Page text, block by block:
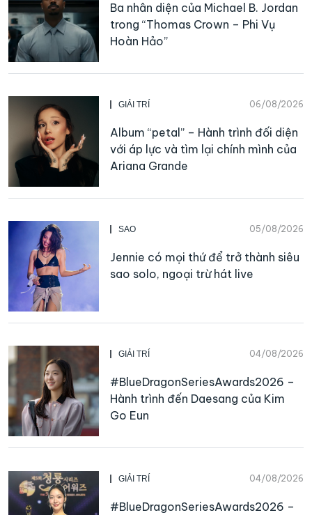
Ba nhân diện của Michael B. Jordan
trong “Thomas Crown – Phi Vụ
Hoàn Hảo”
GIẢI TRÍ 06/08/2026
Album “petal” – Hành trình đối diện
với áp lực và tìm lại chính mình của
Ariana Grande
SAO 05/08/2026
Jennie có mọi thứ để trở thành siêu
sao solo, ngoại trừ hát live
GIẢI TRÍ 04/08/2026
#BlueDragonSeriesAwards2026 –
Hành trình đến Daesang của Kim
Go Eun
GIẢI TRÍ 04/08/2026
#BlueDragonSeriesAwards2026 –